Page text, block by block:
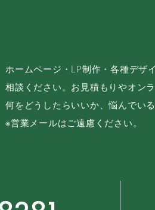
ホームページ・LP制作・各種デザ
相談ください。お見積もりやオン
何をどうしたらいいか、悩んでい
※営業メールはご遠慮ください。